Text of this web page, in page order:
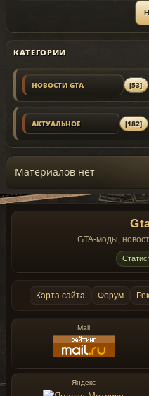
КАТЕГОРИИ
НОВОСТИ GTA [53]
АКТУАЛЬНОЕ [182]
Материалов нет
GTA-моды,
Карта сайта Форум
Mail
Яндекс